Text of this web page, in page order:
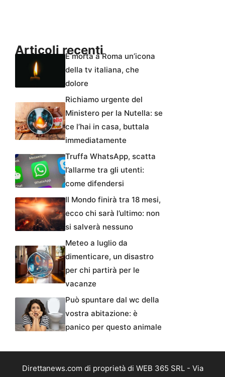
Articoli recentiÈ morta a Roma un’icona
della tv italiana, che
dolore
Richiamo urgente del
Ministero per la Nutella: se
ce l’hai in casa, buttala
immediatamente
Truffa WhatsApp, scatta
l’allarme tra gli utenti:
come difendersi
Il Mondo finirà tra 18 mesi,
ecco chi sarà l’ultimo: non
si salverà nessuno
Meteo a luglio da
dimenticare, un disastro
per chi partirà per le
vacanze
Può spuntare dal wc della
vostra abitazione: è
panico per questo animale
Direttanews.com di proprietà di WEB 365 SRL - Via